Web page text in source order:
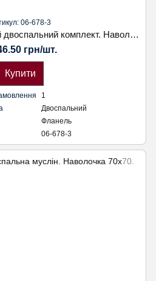
06-678-3
Постільний фланелевий двоспальний комплект. Наволочка 50х70. Koloco
грн/шт.
Купити
1
Двоспальний
Фланель
06-678-3